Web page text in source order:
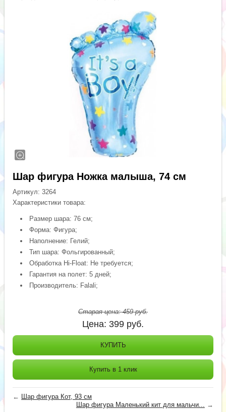
Шар фигура Ножка малыша, 74 см
Артикул:3264
Характеристики товара:
Размер шара: 76 см;
Форма: Фигура;
Наполнение: Гелий;
Тип шара: Фольгированный;
Обработка Hi-Float: Не требуется;
Гарантия на полет: 5 дней;
Производитель: Falali;
Старая цена:459руб.
Цена: 399 руб.
КУПИТЬ
Купить в 1 клик
← Шар фигура Кот, 93 см
Шар фигура Маленький кит для мальчи...
→